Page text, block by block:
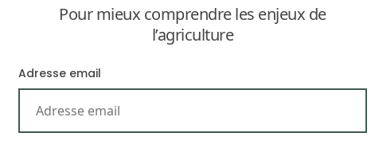
1 AVRIL 2019
[inbound_button font_size=”14″
Pour mieux comprendre les enjeux de
l’agriculture
Adresse email